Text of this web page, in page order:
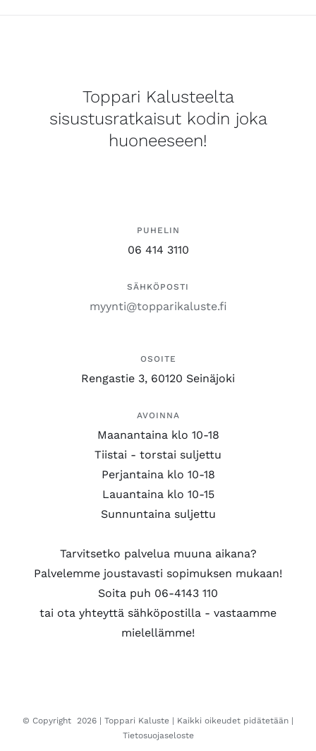
Toppari Kalusteelta
sisustusratkaisut kodin joka
huoneeseen!
PUHELIN
06 414 3110
SÄHKÖPOSTI
myynti@topparikaluste.fi
OSOITE
Rengastie 3, 60120 Seinäjoki
AVOINNA
Maanantaina klo 10-18
Tiistai - torstai suljettu
Perjantaina klo 10-18
Lauantaina klo 10-15
Sunnuntaina suljettu
Tarvitsetko palvelua muuna aikana?
Palvelemme joustavasti sopimuksen mukaan!
Soita puh 06-4143 110
tai ota yhteyttä sähköpostilla - vastaamme
mielellämme!
© Copyright 2026 | Toppari Kaluste | Kaikki oikeudet pidätetään |
Tietosuojaseloste